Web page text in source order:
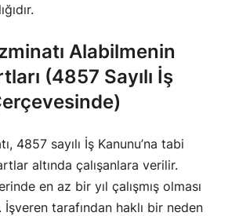
Alabilmenin
(4857 Sayılı İş
4857 sayılı İş Kanunu’na tabi
altında çalışanlara verilir.
en az bir yıl çalışmış olması
tarafından haklı bir neden